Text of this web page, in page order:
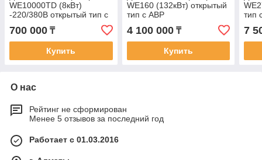
WE10000TD (8кВт)
-220/380В открытый тип с
700 000 ₸
Купить
WE160 (132кВт) открытый
тип с АВР
4 100 000₸
Купить
тип
7
О нас
Рейтинг не сформирован
Менее 5 отзывов за последний год
Работает с 01.03.2016